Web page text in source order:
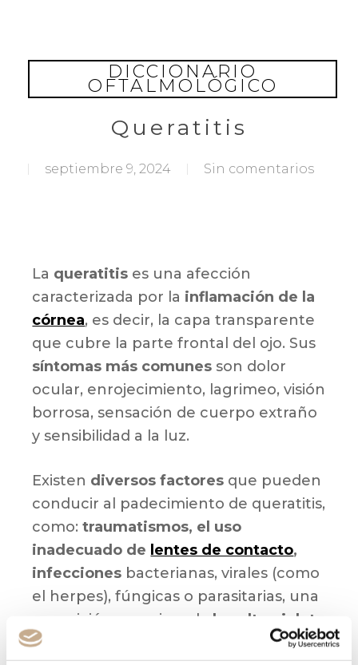
main
DICCIONARIO
OFTALMOLÓGICO
Queratitis
septiembre 9, 2024 Sin comentarios
La queratitis es una afección
caracterizada por la inflamación de la
córnea, es decir, la capa transparente
que cubre la parte frontal del ojo. Sus
síntomas más comunes son dolor
ocular, enrojecimiento, lagrimeo, visión
borrosa, sensación de cuerpo extraño
y sensibilidad a la luz.
Existen diversos factores que pueden
conducir al padecimiento de queratitis,
como:traumatismos, el uso
inadecuado de lentes de contacto,
infecciones bacterianas, virales (como
el herpes), fúngicas o parasitarias, una
exposición excesiva a la luz ultravioleta
o sequedad ocular severa
. Así pues, el